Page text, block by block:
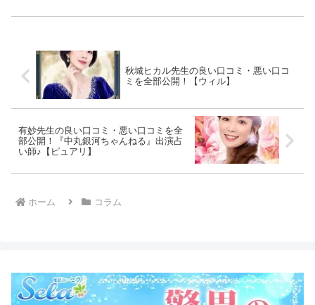
秋城ヒカル先生の良い口コミ・悪い口コ
ミを全部公開！【ウィル】
有妙先生の良い口コミ・悪い口コミを全
部公開！『中丸銀河ちゃんねる』出演占
い師♪【ピュアリ】
ホーム コラム